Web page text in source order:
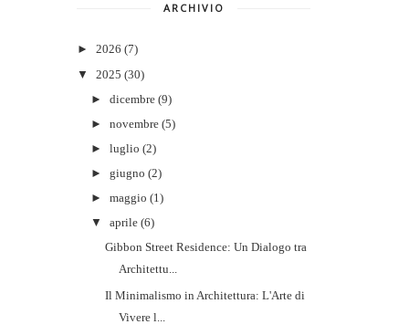
ARCHIVIO
► 2026 (7)
▼
2025 (30)
►dicembre (9)
►novembre (5)
►luglio (2)
►giugno (2)
►maggio (1)
▼
aprile (6)
Gibbon Street Residence: Un Dialogo tra
Architettu...
Il Minimalismo in Architettura: L'Arte di
Vivere l...